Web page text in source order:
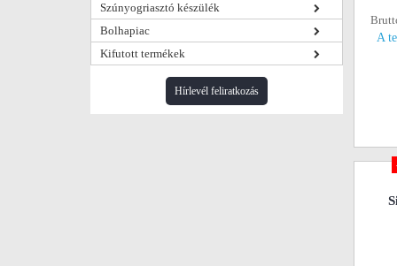
Szúnyogriasztó készülék
Bolhapiac
Kifutott termékek
Hírlevél feliratkozás
A